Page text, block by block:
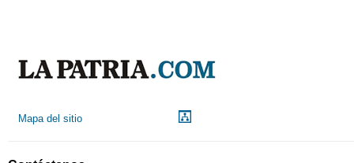
Mapa del sitio